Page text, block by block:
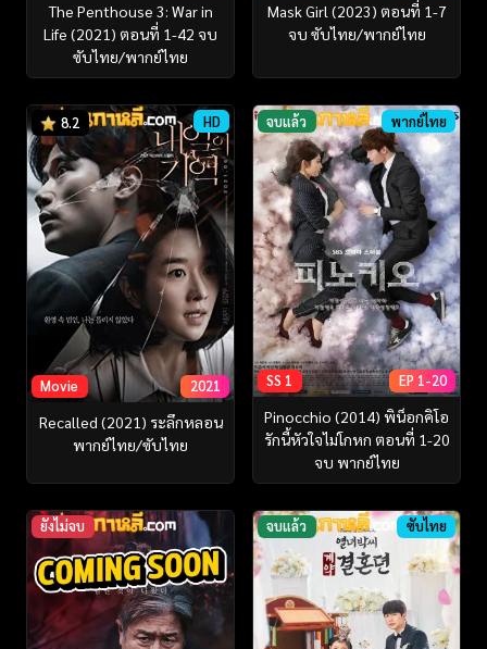
The Penthouse 3: War in
Life (2021) ตอนที่ 1-42 จบ
ซับไทย/พากย์ไทย
Mask Girl (2023) ตอนที่ 1-7
จบ ซับไทย/พากย์ไทย
8.2 HD
Movie 2021
Recalled (2021) ระลึกหลอน
พากย์ไทย/ซับไทย
จบแล้ว พากย์ไทย
SS 1 EP 1-20
Pinocchio (2014) พิน็อกคิโอ
รักนี้หัวใจไม่โกหก ตอนที่ 1-20
จบ พากย์ไทย
ยังไม่จบ จบแล้ว ซับไทย